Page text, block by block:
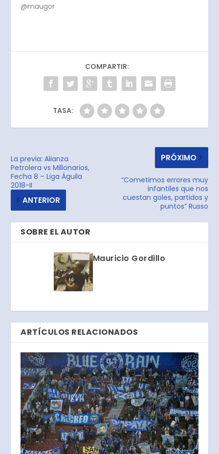
@maugor
COMPARTIR:
TASA:
La previa: Alianza
Petrolera vs Millonarios,
Fecha 8 – Liga Águila
2018-II
ANTERIOR
PRÓXIMO
“Cometimos errores muy
infantiles que nos
cuestan goles, partidos y
puntos” Russo
SOBRE EL AUTOR
Mauricio Gordillo
ARTÍCULOS RELACIONADOS